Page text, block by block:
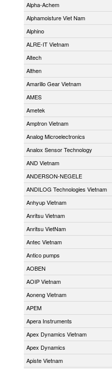
Alpha-Achem
Alphamoisture Viet Nam
Alphino
ALRE-IT Vietnam
Altech
Althen
Amarillo Gear Vietnam
AMES
Ametek
Amptron Vietnam
Analog Microelectronics
Analox Sensor Technology
AND Vietnam
ANDERSON-NEGELE
ANDILOG Technologies Vietnam
Anhyup Vietnam
Anritsu Vietnam
Anritsu VietNam
Antec Vietnam
Antico pumps
AOBEN
AOIP Vietnam
Aoneng Vietnam
APEM
Apera Instruments
Apex Dynamics Vietnam
Apex Dynamics
Apiste Vietnam